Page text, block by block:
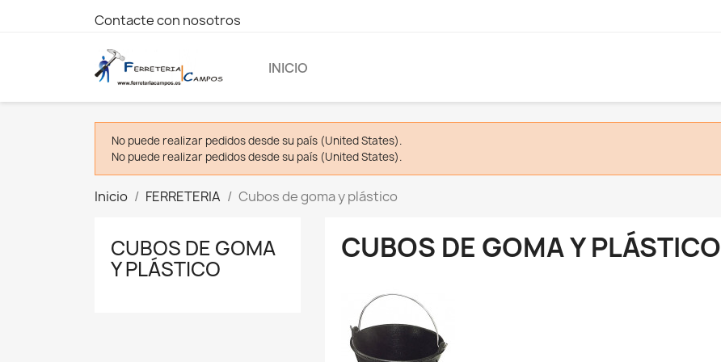
Contacte con nosotros
INICIO
No puede realizar pedidos desde su país (United States).
No puede realizar pedidos desde su país (United States).
Inicio FERRETERIA Cubos de goma y plástico
CUBOS DE GOMA
Y PLÁSTICO
CUBOS DE GOMA Y PLÁSTICO